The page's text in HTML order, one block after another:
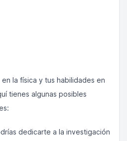
la física y tus habilidades en
tienes algunas posibles
dedicarte a la investigación